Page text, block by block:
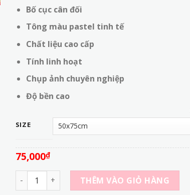
Bố cục cân đối
Tông màu pastel tinh tế
Chất liệu cao cấp
Tính linh hoạt
Chụp ảnh chuyên nghiệp
Độ bền cao
SIZE
75,000₫
FS772 - Phông Nền Vải In 3D - Tông Màu Cam
THÊM VÀO GIỎ HÀNG